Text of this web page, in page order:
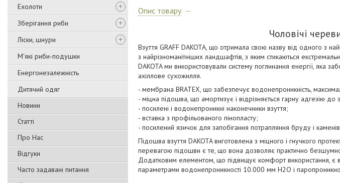
Ехолоти
Зберігання риби
Ліски, шнури
М'які риби-подушки
Енергонезалежність
Дитячий одяг
Новини
Статті
Про Нас
Відгуки
Часто задавані питання
Опис товару
Чоловічі
Взуття GRAFF DAKOTA, що отримала свою назву від одного з
з найрізноманітніших ландшафтів, з яким стикаються
DAKOTA ми використовували систему поглинання енергії, яка
ахіллове сухожилля.
- мембрана BRATEX, що забезпечує водонепроникність,
- міцна підошва, що амортизує і відрізняється гарну адгезію до
- посилені і водонепроникні наконечники взуття;
- вставка з профільованого пінопласту;
- посилений язичок для запобігання потрапляння бруду і
Підошва взуття DAKOTA виготовлена з міцного і гнучкого
перевагою підошви є те, що вона дозволяє практично безшумно
Додатковим елементом, що підвищує комфорт використання, є
параметрами водонепроникності 10.000 мм H2O і